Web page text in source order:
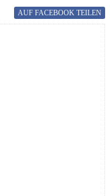
AUF FACEBOOK TEILEN